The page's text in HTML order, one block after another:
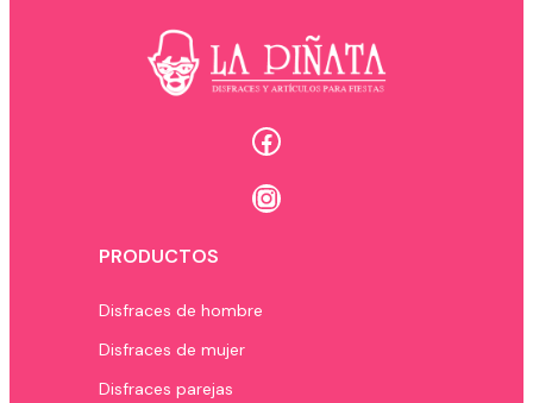
Facebook
Instagram
PRODUCTOS
Disfraces de hombre
Disfraces de mujer
Disfraces parejas